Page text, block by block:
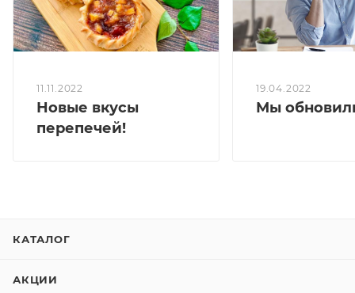
**Перечеркнутая цена является первоначальной,
без учета действующей в настоящий момент скидки
(спецпредложения)
11.11.2022
Новые вкусы
перепечей!
19.04.2022
Мы
КАТАЛОГ
АКЦИИ